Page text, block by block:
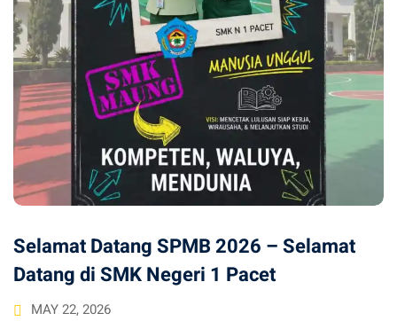
Selamat Datang SPMB 2026 – Selamat
Datang di SMK Negeri 1 Pacet
MAY 22, 2026